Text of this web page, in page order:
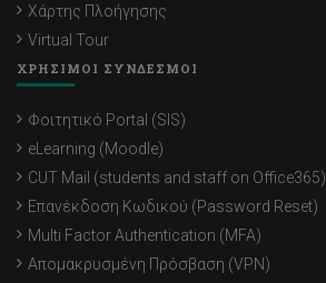
Χάρτης Πλοήγησης
Virtual Tour
ΧΡΗΣΙΜΟΙ ΣΥΝΔΕΣΜΟΙ
Φοιτητικό Portal (SIS)
eLearning (Moodle)
CUT Mail (students and staff on Office365)
Επανέκδοση Κωδικού (Password Reset)
Multi Factor Authentication (MFA)
Απομακρυσμένη Πρόσβαση (VPN)